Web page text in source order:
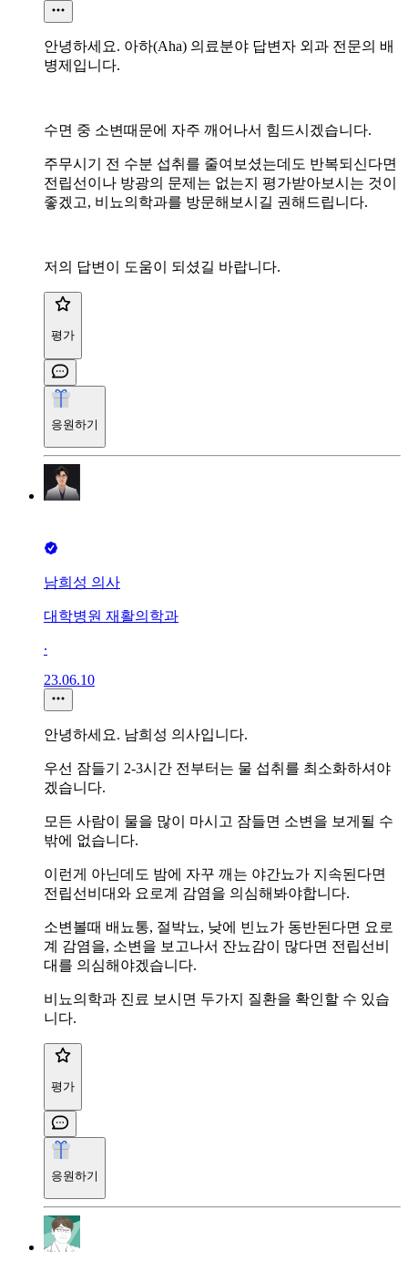
안녕하세요. 아하(Aha) 의료분야 답변자 외과 전문의 배
병제입니다.
수면 중 소변때문에 자주 깨어나서 힘드시겠습니다.
주무시기 전 수분 섭취를 줄여보셨는데도 반복되신다면
전립선이나 방광의 문제는 없는지 평가받아보시는 것이
좋겠고, 비뇨의학과를 방문해보시길 권해드립니다.
저의 답변이 도움이 되셨길 바랍니다.
평가
응원하기
남희성 의사
대학병원 재활의학과
∙
23.06.10
안녕하세요. 남희성 의사입니다.
우선 잠들기 2-3시간 전부터는 물 섭취를 최소화하셔야
겠습니다.
모든 사람이 물을 많이 마시고 잠들면 소변을 보게될 수
밖에 없습니다.
이런게 아닌데도 밤에 자꾸 깨는 야간뇨가 지속된다면
전립선비대와 요로계 감염을 의심해봐야합니다.
소변볼때 배뇨통, 절박뇨, 낮에 빈뇨가 동반된다면 요로
계 감염을, 소변을 보고나서 잔뇨감이 많다면 전립선비
대를 의심해야겠습니다.
비뇨의학과 진료 보시면 두가지 질환을 확인할 수 있습
니다.
평가
응원하기